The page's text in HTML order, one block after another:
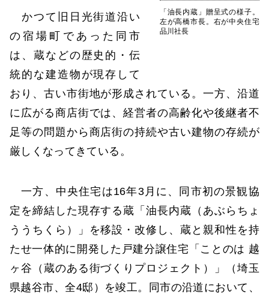
「油長内蔵」贈呈式の様子。
左が高橋市長。右が中央住宅
品川社長
かつて旧日光街道沿い
の宿場町であった同市
は、蔵などの歴史的・伝
統的な建造物が現存して
おり、古い市街地が形成されている。一方、沿道
に広がる商店街では、経営者の高齢化や後継者不
足等の問題から商店街の持続や古い建物の存続が
厳しくなってきている。
一方、中央住宅は16年3月に、同市初の景観協
定を締結した現存する蔵「油長内蔵（あぶらちょ
ううちくら）」を移設・改修し、蔵と親和性を持
たせ一体的に開発した戸建分譲住宅「ことのは 越
ヶ谷（蔵のある街づくりプロジェクト）」（埼玉
県越谷市、全4邸）を竣工。同市の沿道において、